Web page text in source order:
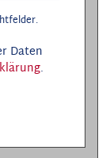
Daten
.